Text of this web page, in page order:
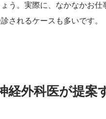
う。実際に、なかなかお仕
されるケースも多いです。
経外科医が提